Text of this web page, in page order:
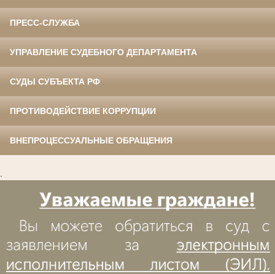
ПРЕСС-СЛУЖБА
УПРАВЛЕНИЕ СУДЕБНОГО ДЕПАРТАМЕНТА
СУДЫ СУБЪЕКТА РФ
ПРОТИВОДЕЙСТВИЕ КОРРУПЦИИ
ВНЕПРОЦЕССУАЛЬНЫЕ ОБРАЩЕНИЯ